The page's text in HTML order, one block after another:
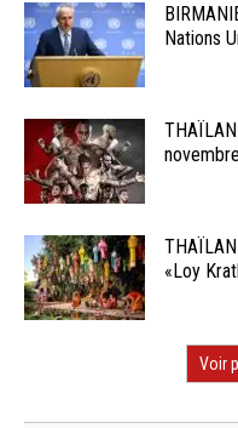
Nations
«Loy
Voir